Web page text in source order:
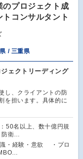
のプロジェクト成
コンサルタント
/ 三重県
ェクトリーディング
し、クライアントの防
を担います。具体的に
50名以上、数十億円規
防衛…
・経験・意欲 ・プロ